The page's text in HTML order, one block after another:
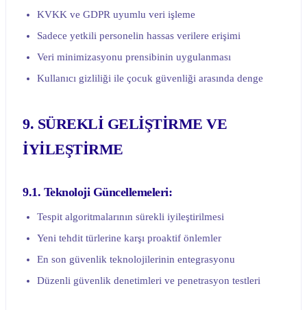
KVKK ve GDPR uyumlu veri işleme
Sadece yetkili personelin hassas verilere erişimi
Veri minimizasyonu prensibinin uygulanması
Kullanıcı gizliliği ile çocuk güvenliği arasında denge
9. SÜREKLİ GELİŞTİRME VE
İYİLEŞTİRME
9.1. Teknoloji Güncellemeleri:
Tespit algoritmalarının sürekli iyileştirilmesi
Yeni tehdit türlerine karşı proaktif önlemler
En son güvenlik teknolojilerinin entegrasyonu
Düzenli güvenlik denetimleri ve penetrasyon testleri